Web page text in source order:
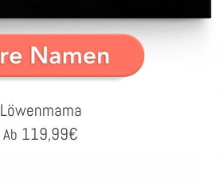
Löwenmama
Ab 119,99€